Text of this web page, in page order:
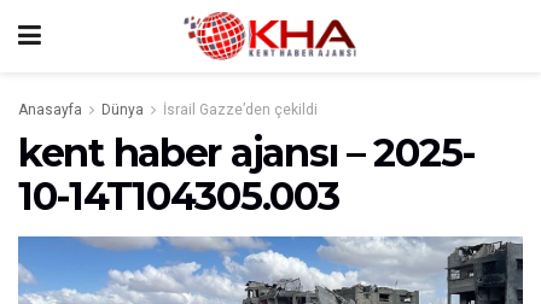
Anasayfa Dünya İsrail Gazze’den çekildi
kent haber ajansı – 2025-
10-14T104305.003